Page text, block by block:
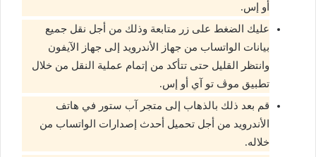
أو إس.
عليك الضغط على زر متابعة وذلك من أجل نقل جميع
بيانات الواتساب من جهاز الأندرويد إلى جهاز الآيفون
وانتظر القليل حتى تتأكد من إتمام عملية النقل من خلال
تطبيق موڤ تو آي أو إس.
قم بعد ذلك بالذهاب إلى متجر آب ستور في هاتف
الأندرويد من أجل تحميل أحدث إصدارات الواتساب من
خلاله.